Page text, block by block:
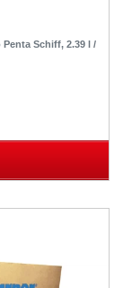
Schiff, 2.39 l /